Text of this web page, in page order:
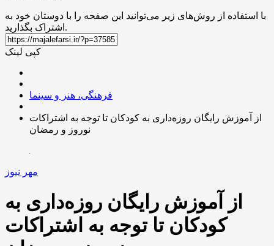
با استفاده از روش‌های زیر می‌توانید این صفحه را با دوستان خود به
اشتراک بگذارید.
کپی لینک
فرهنگی، هنر و سینما
از آموزش رایگان روزه‌داری به کودکان تا توجه به اشتراکات
نوروز و رمضان
مهر نیوز
از آموزش رایگان روزه‌داری به
کودکان تا توجه به اشتراکات